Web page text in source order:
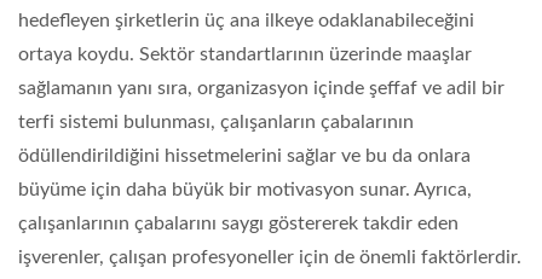
hedefleyen şirketlerin üç ana ilkeye odaklanabileceğini
ortaya koydu. Sektör standartlarının üzerinde maaşlar
sağlamanın yanı sıra, organizasyon içinde şeffaf ve adil bir
terfi sistemi bulunması, çalışanların çabalarının
ödüllendirildiğini hissetmelerini sağlar ve bu da onlara
büyüme için daha büyük bir motivasyon sunar. Ayrıca,
çalışanlarının çabalarını saygı göstererek takdir eden
işverenler, çalışan profesyoneller için de önemli faktörlerdir.